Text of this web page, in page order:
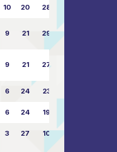
10 20 28
9 21 29 41:70
9 21 27
6 24 23
6 24 19
3 27 10 25:87